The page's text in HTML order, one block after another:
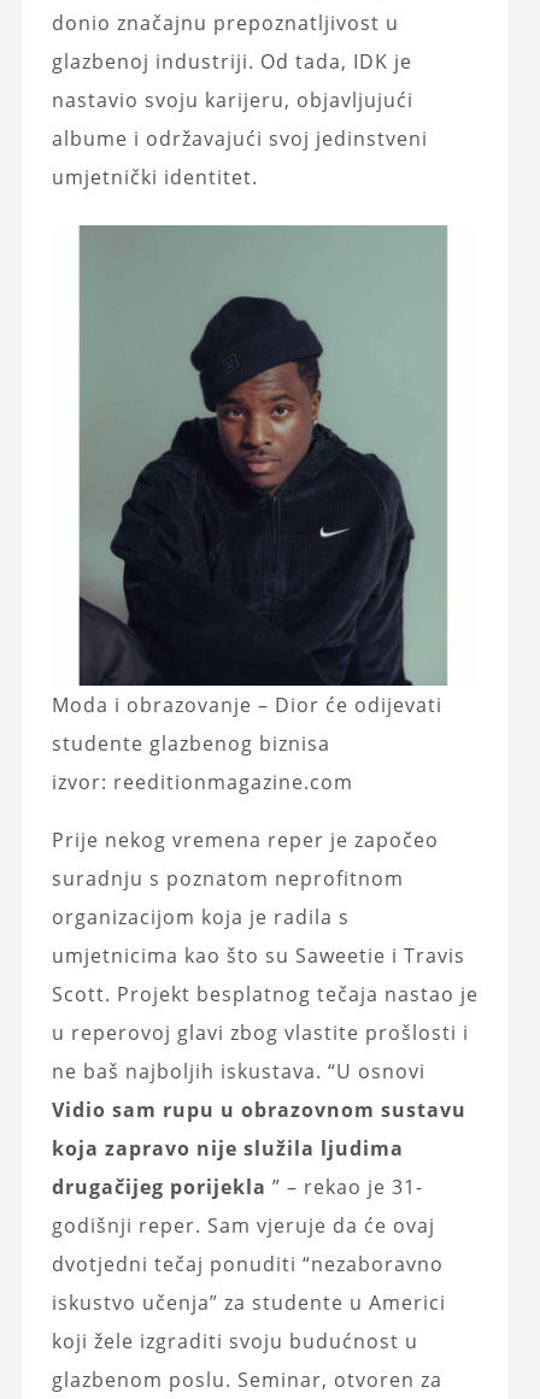
donio značajnu prepoznatljivost u
glazbenoj industriji. Od tada, IDK je
nastavio svoju karijeru, objavljujući
albume i održavajući svoj jedinstveni
umjetnički identitet.
Moda i obrazovanje – Dior će odijevati
studente glazbenog biznisa
izvor: reeditionmagazine.com
Prije nekog vremena reper je započeo
suradnju s poznatom neprofitnom
organizacijom koja je radila s
umjetnicima kao što su Saweetie i Travis
Scott. Projekt besplatnog tečaja nastao je
u reperovoj glavi zbog vlastite prošlosti i
ne baš najboljih iskustava. “U osnovi
Vidio sam rupu u obrazovnom sustavu
koja zapravo nije služila ljudima
drugačijeg porijekla ” – rekao je 31-
godišnji reper. Sam vjeruje da će ovaj
dvotjedni tečaj ponuditi “nezaboravno
iskustvo učenja” za studente u Americi
koji žele izgraditi svoju budućnost u
glazbenom poslu. Seminar, otvoren za